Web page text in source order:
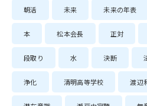
朝活 未来 未来の年表
本 松本会長 正対
段取り 水 決断
浄化 清明高等学校 渡辺